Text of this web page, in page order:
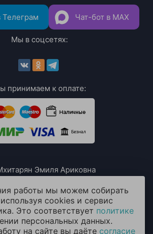
Телеграм Чат-бот в MAX
Мы в соцсетях:
принимаем к оплате:
Эмиля Ариковна
ИНН: 771385063807
319508100076230
работы мы можем собирать
cookies и сервис
Это соответствует политике
персональных данных.
на сайте вы даёте согласие